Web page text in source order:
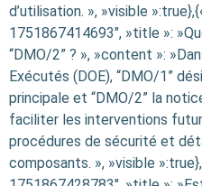
d’utilisation. », »visible
1751867414693″, »title »:
“DMO/2” ? », »content »:
Exécutés (DOE), “DMO/1”
principale et “DMO/2” la
faciliter les interventions
procédures de sécurité et
composants. », »visible